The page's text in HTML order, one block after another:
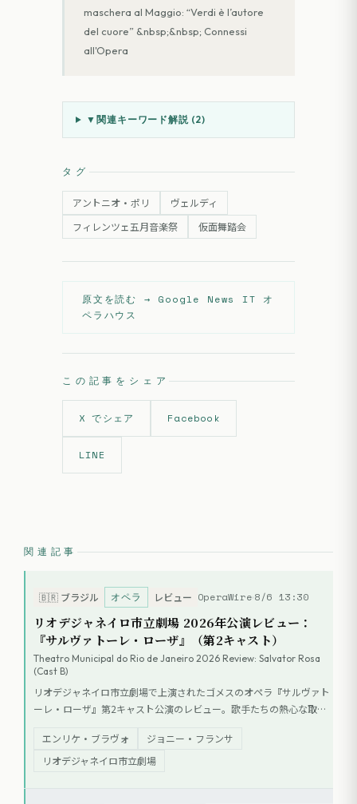
maschera al Maggio: “Verdi è l’autore
del cuore” &nbsp;&nbsp; Connessi
all'Opera
▼ 関連キーワード解説 (2)
タグ
アントニオ・ポリ ヴェルディ
フィレンツェ五月音楽祭 仮面舞踏会
原文を読む → Google News IT オ
ペラハウス
この記事をシェア
X でシェア Facebook
LINE
関連記事
🇧🇷 ブラジル オペラ レビュー OperaWire 8/6 13:30
リオデジャネイロ市立劇場 2026年公演レビュー：
『サルヴァトーレ・ローザ』（第2キャスト）
Theatro Municipal do Rio de Janeiro 2026 Review: Salvator Rosa
(Cast B)
リオデジャネイロ市立劇場で上演されたゴメスのオペラ『サルヴァト
ーレ・ローザ』第2キャスト公演のレビュー。歌手たちの熱心な取り
ケストラの豊かな響きで作品の魅力を再確認し、ゴメスの音楽的遺産
への理解が深まる意義深い上演であったと総括している。
エンリケ・ブラヴォ
ジョニー・フランサ
リオデジャネイロ市立劇場